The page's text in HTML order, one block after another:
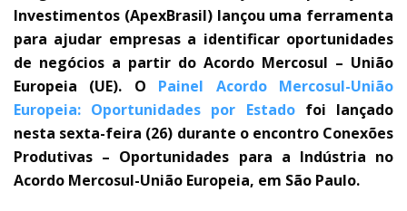
Investimentos (ApexBrasil) lançou uma ferramenta
para ajudar empresas a identificar oportunidades
de negócios a partir do Acordo Mercosul – União
Europeia (UE). O Painel Acordo Mercosul-União
Europeia: Oportunidades por Estadofoi lançado
nesta sexta-feira (26) durante o encontro Conexões
Produtivas – Oportunidades para a Indústria no
Acordo Mercosul-União Europeia, em São Paulo.